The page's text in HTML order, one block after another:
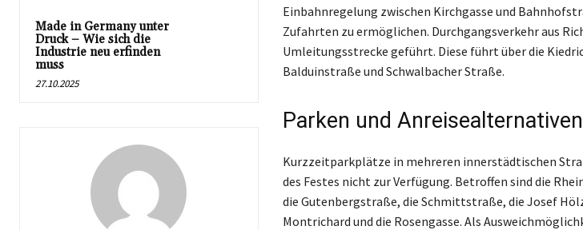
Made in Germany unter
Druck – Wie sich die
Industrie neu erfinden
muss
27.10.2025
Einbahnregelung zwischen Kirchgasse und
Zufahrten zu ermöglichen. Durchgangsverkehr aus
Umleitungsstrecke geführt. Diese führt über die
Balduinstraße und Schwalbacher Straße.
Parken und Anreisealternativen
Kurzzeitparkplätze in mehreren innerstädtischen
des Festes nicht zur Verfügung. Betroffen sind die
die Gutenbergstraße, die Schmittstraße, die Josef
Montrichard und die Rosengasse. Als